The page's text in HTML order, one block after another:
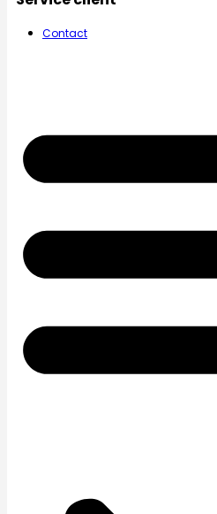
Contact